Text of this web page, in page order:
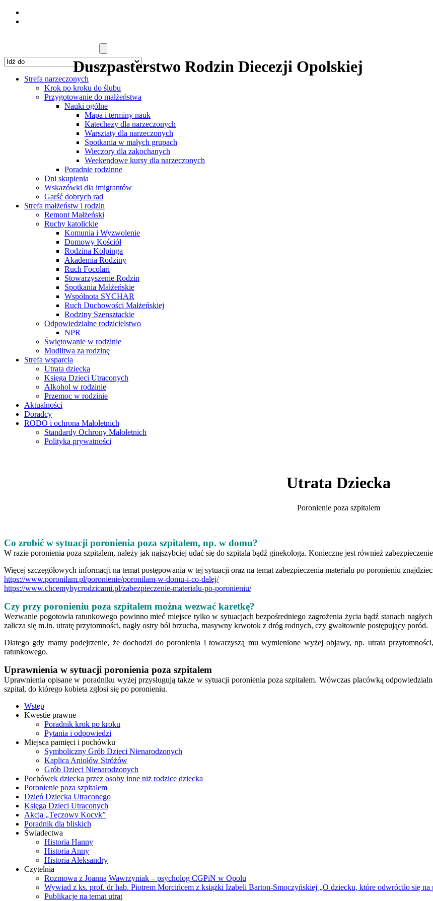
Duszpasterstwo Rodzin Diecezji Opolskiej
Strefa narzeczonych
Krok po kroku do ślubu
Przygotowanie do małżeństwa
Nauki ogólne
Mapa i terminy nauk
Katechezy dla narzeczonych
Warsztaty dla narzeczonych
Spotkania w małych grupach
Wieczory dla zakochanych
Weekendowe kursy dla narzeczonych
Poradnie rodzinne
Dni skupienia
Wskazówki dla imigrantów
Garść dobrych rad
Strefa małżeństw i rodzin
Remont Małżeński
Ruchy katolickie
Komunia i Wyzwolenie
Domowy Kościół
Rodzina Kolpinga
Akademia Rodziny
Ruch Focolari
Stowarzyszenie Rodzin
Spotkania Małżeńskie
Wspólnota SYCHAR
Ruch Duchowości Małżeńskiej
Rodziny Szensztackie
Odpowiedzialne rodzicielstwo
NPR
Świętowanie w rodzinie
Modlitwa za rodzinę
Strefa wsparcia
Utrata dziecka
Księga Dzieci Utraconych
Alkohol w rodzinie
Przemoc w rodzinie
Aktualności
Doradcy
RODO i ochrona Małoletnich
Standardy Ochrony Małoletnich
Polityka prywatności
Utrata Dziecka
Poronienie poza szpitalem
Co zrobić w sytuacji poronienia poza szpitalem, np. w domu?
W razie poronienia poza szpitalem, należy jak najszybciej udać się do szpitala bądź ginekologa. Konieczne jest również
Więcej szczegółowych informacji na temat postępowania w tej sytuacji oraz na temat zabezpieczenia materiału po poronieniu
https://www.poronilam.pl/poronienie/poronilam-w-domu-i-co-dalej/
https://www.chcemybycrodzicami.pl/zabezpieczenie-materialu-po-poronieniu/
Czy przy poronieniu poza szpitalem można wezwać karetkę?
Wezwanie pogotowia ratunkowego powinno mieć miejsce tylko w sytuacjach bezpośredniego zagrożenia życia bądź stanach
zalicza się m.in. utratę przytomności, nagły ostry ból brzucha, masywny krwotok z dróg rodnych, czy gwałtownie postępujący poród.
Dlatego gdy mamy podejrzenie, że dochodzi do poronienia i towarzyszą mu wymienione wyżej objawy, np. utrata
ratunkowego.
Uprawnienia w sytuacji poronienia poza szpitalem
Uprawnienia opisane w poradniku wyżej przysługują także w sytuacji poronienia poza szpitalem. Wówczas placówką
szpital, do którego kobieta zgłosi się po poronieniu.
Wstęp
Kwestie prawne
Poradnik krok po kroku
Pytania i odpowiedzi
Miejsca pamięci i pochówku
Symboliczny Grób Dzieci Nienarodzonych
Kaplica Aniołów Stróżów
Grób Dzieci Nienarodzonych
Pochówek dziecka przez osoby inne niż rodzice dziecka
Poronienie poza szpitalem
Dzień Dziecka Utraconego
Księga Dzieci Utraconych
Akcja „Tęczowy Kocyk”
Poradnik dla bliskich
Świadectwa
Historia Hanny
Historia Anny
Historia Aleksandry
Czytelnia
Rozmowa z Joanną Wawrzyniak – psycholog CGPiN w Opolu
Wywiad z ks. prof. dr hab. Piotrem Morcińcem z książki Izabeli Barton-Smoczyńskiej „O dziecku, które odwróciło się na
Publikacje na temat utrat